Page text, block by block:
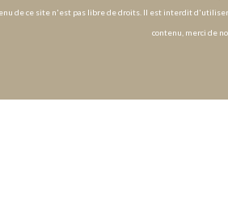
de ce site n'est pas libre de droits. Il est interdit
contenu, merci de